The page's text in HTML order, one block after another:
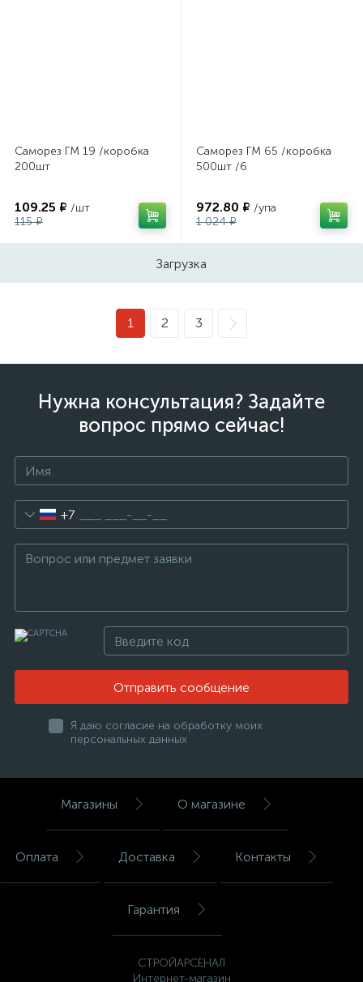
Саморез ГМ 19 /коробка
200шт
109.25 ₽ /шт
115 ₽
Саморез ГМ 65 /коробка
500шт /6
972.80 ₽ /упа
1 024 ₽
Загрузка
1 2 3
Нужна консультация? Задайте
вопрос прямо сейчас!
+7
Отправить сообщение
Я даю согласие на обработку моих
персональных данных
Магазины О магазине
Оплата Доставка Контакты
Гарантия
СТРОЙАРСЕНАЛ
Интернет-магазин